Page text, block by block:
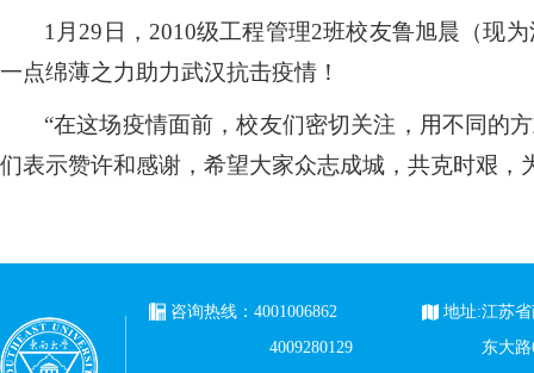
1 月 29 日， 2010级工程管理2班校友鲁旭晨（现
一点绵薄之力助力武汉抗击疫情！
“在这场疫情面前，校友们密切关注，用不同的
们表示赞许和感谢，希望大家众志成城，共克时艰
咨询热线：4001006862
4009280129
地址:江苏
东大